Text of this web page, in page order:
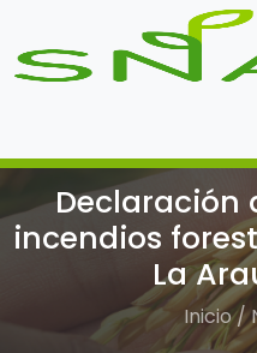
Declaración
incendios
La
Inicio /